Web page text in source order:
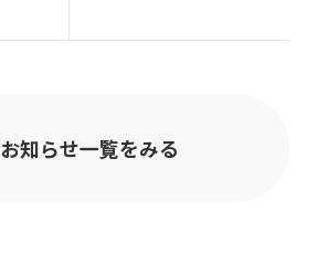
お知らせ一覧をみる